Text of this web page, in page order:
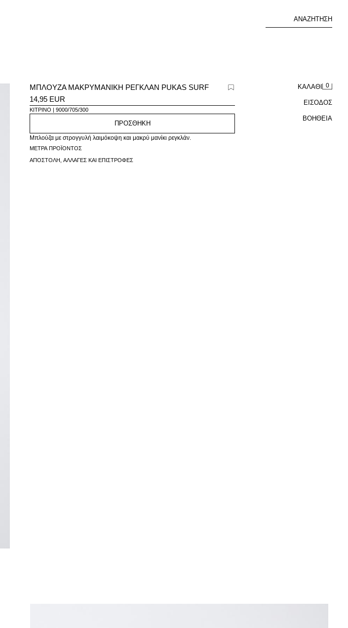
ΑΝΑΖΉΤΗΣΗ
ΚΑΛΆΘΙ 0
ΕΙΣΟΔΟΣ
ΒΟΉΘΕΙΑ
ΜΠΛΟΥΖΑ ΜΑΚΡΥΜΑΝΙΚΗ ΡΕΓΚΛΑΝ PUKAS SURF
14,95 EUR
ΚΊΤΡΙΝΟ 9000/705/300
ΠΡΟΣΘΗΚΗ
Μπλούζα με στρογγυλή λαιμόκοψη και μακρύ μανίκι ρεγκλάν.
ΜΈΤΡΑ ΠΡΟΪΌΝΤΟΣ
ΑΠΟΣΤΟΛΉ, ΑΛΛΑΓΈΣ ΚΑΙ ΕΠΙΣΤΡΟΦΈΣ